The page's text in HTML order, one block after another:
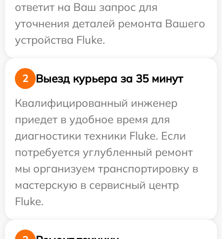
ответит на Ваш запрос для
уточнения деталей ремонта Вашего
устройства Fluke.
2
Выезд курьера за 35 минут
Квалифицированный инженер
приедет в удобное время для
диагностики техники Fluke. Если
потребуется углубленный ремонт
мы организуем транспортировку в
мастерскую в сервисный центр
Fluke.